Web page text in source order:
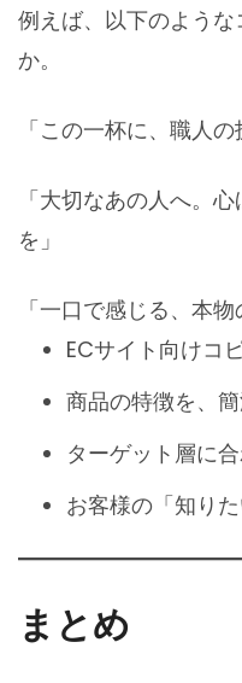
例えば、以下のよう
か。
「この一杯に、職人
「大切なあの人へ。
を」
「一口で感じる、本物
ECサイト向けコ
商品の特徴を、
ターゲット層に
お客様の「知り
まとめ